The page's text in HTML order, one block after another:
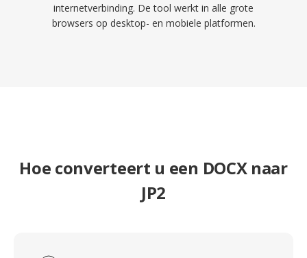
internetverbinding. De tool werkt in alle grote
browsers op desktop- en mobiele platformen.
Hoe converteert u een DOCX naar
JP2